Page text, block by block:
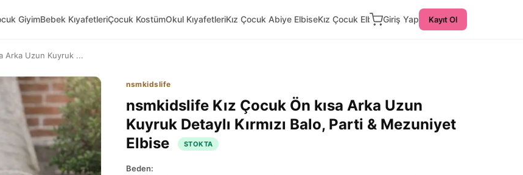
GiyimBebek KıyafetleriÇocuk KostümOkul KıyafetleriKız Çocuk Abiye ElbiseKız Çocuk ElbiseGiriş Yap Kayıt Ol
Arka Uzun Kuyruk ...
nsmkidslife
nsmkidslife Kız Çocuk Ön kısa Arka Uzun
Kuyruk Detaylı Kırmızı Balo, Parti & Mezuniyet
Elbise
STOKTA
Beden: